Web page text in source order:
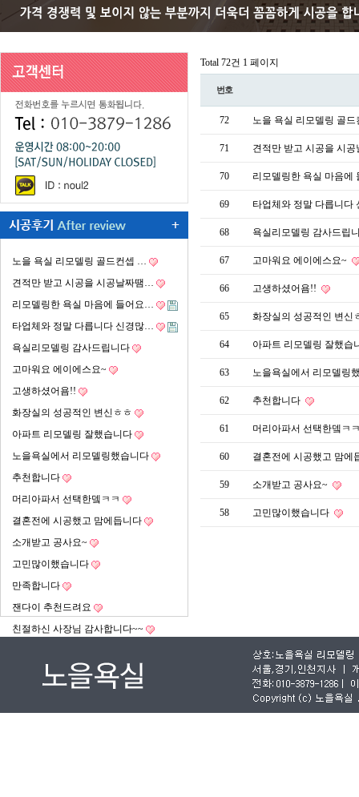
노을 욕실 리모델링 골드컨셉 …
견적만 받고 시공을 시공날짜땜…
리모델링한 욕실 마음에 들어요…
타업체와 정말 다릅니다 신경많…
욕실리모델링 감사드립니다
고마워요 에이에스요~
고생하셨어욤!!
화장실의 성공적인 변신ㅎㅎ
아파트 리모델링 잘했습니다
노을욕실에서 리모델링했습니다
추천합니다
머리아파서 선택한뎈ㅋㅋ
결혼전에 시공했고 맘에듭니다
소개받고 공사요~
고민많이했습니다
만족합니다
잰다이 추천드려요
친절하신 사장님 감사합니다~~
Total 72건 1 페이지
번호
72 노을 욕실 리모델링 골
71 견적만 받고 시공을 시
70 리모델링한 욕실 마음에
69 타업체와 정말 다릅니다
68 욕실리모델링 감사드립
67 고마워요 에이에스요~
66 고생하셨어욤!!
65 화장실의 성공적인 변신
64 아파트 리모델링 잘했습
63 노을욕실에서 리모델링
62 추천합니다
61 머리아파서 선택한뎈ㅋ
60 결혼전에 시공했고 맘에
59 소개받고 공사요~
58 고민많이했습니다